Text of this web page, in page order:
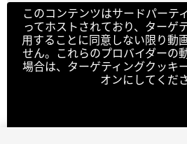
このコンテンツはサードパーテ
ってホストされており、ターゲ
用することに同意しない限り動
せん。これらのプロバイダーの
場合は、ターゲティングクッキ
オンにしてくだ